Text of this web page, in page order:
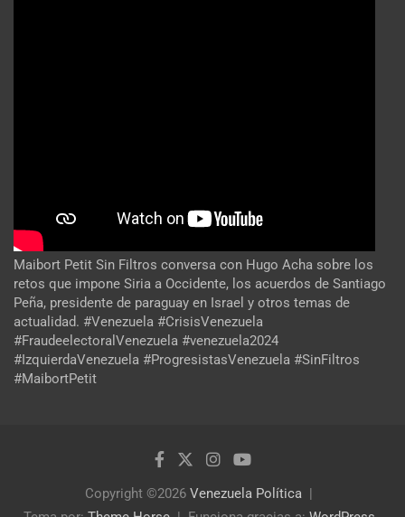
Maibort Petit Sin Filtros conversa con Hugo Acha sobre los
retos que impone Siria a Occidente, los acuerdos de Santiago
Peña, presidente de paraguay en Israel y otros temas de
actualidad. #Venezuela #CrisisVenezuela
#FraudeelectoralVenezuela #venezuela2024
#IzquierdaVenezuela #ProgresistasVenezuela #SinFiltros
#MaibortPetit
Copyright ©2026 Venezuela Política